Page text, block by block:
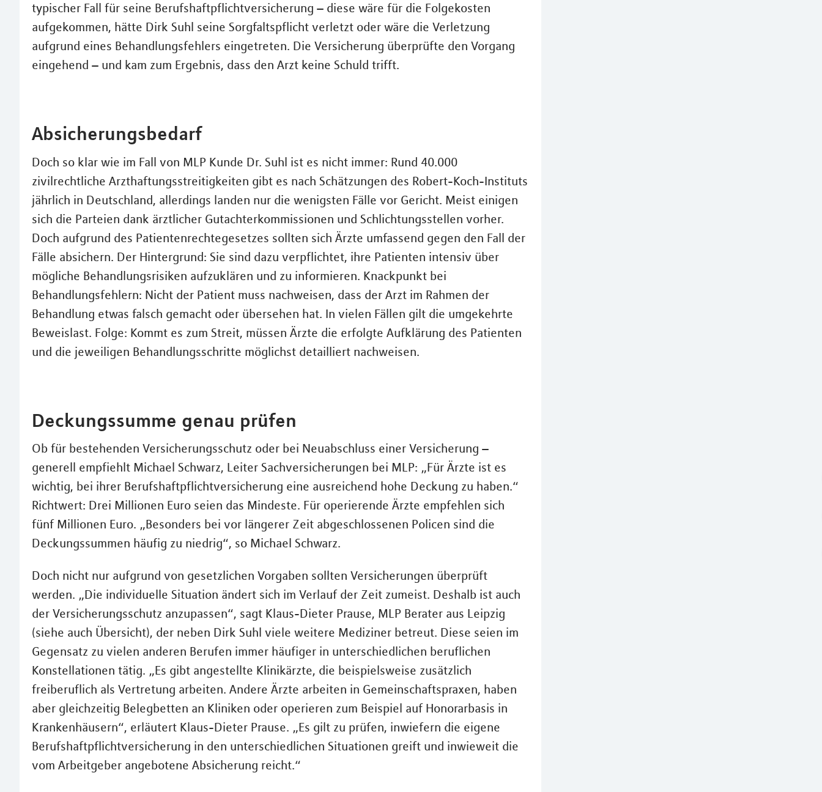
typischer Fall für seine Berufshaftpflichtversicherung – diese wäre für die Folgekosten
aufgekommen, hätte Dirk Suhl seine Sorgfaltspflicht verletzt oder wäre die Verletzung
aufgrund eines Behandlungsfehlers eingetreten. Die Versicherung überprüfte den Vorgang
eingehend – und kam zum Ergebnis, dass den Arzt keine Schuld trifft.
Absicherungsbedarf
Doch so klar wie im Fall von MLP Kunde Dr. Suhl ist es nicht immer: Rund 40.000
zivilrechtliche Arzthaftungsstreitigkeiten gibt es nach Schätzungen des Robert-Koch-Instituts
jährlich in Deutschland, allerdings landen nur die wenigsten Fälle vor Gericht. Meist einigen
sich die Parteien dank ärztlicher Gutachterkommissionen und Schlichtungsstellen vorher.
Doch aufgrund des Patientenrechtegesetzes sollten sich Ärzte umfassend gegen den Fall der
Fälle absichern. Der Hintergrund: Sie sind dazu verpflichtet, ihre Patienten intensiv über
mögliche Behandlungsrisiken aufzuklären und zu informieren. Knackpunkt bei
Behandlungsfehlern: Nicht der Patient muss nachweisen, dass der Arzt im Rahmen der
Behandlung etwas falsch gemacht oder übersehen hat. In vielen Fällen gilt die umgekehrte
Beweislast. Folge: Kommt es zum Streit, müssen Ärzte die erfolgte Aufklärung des Patienten
und die jeweiligen Behandlungsschritte möglichst detailliert nachweisen.
Deckungssumme genau prüfen
Ob für bestehenden Versicherungsschutz oder bei Neuabschluss einer Versicherung –
generell empfiehlt Michael Schwarz, Leiter Sachversicherungen bei MLP: „Für Ärzte ist es
wichtig, bei ihrer Berufshaftpflichtversicherung eine ausreichend hohe Deckung zu haben.“
Richtwert: Drei Millionen Euro seien das Mindeste. Für operierende Ärzte empfehlen sich
fünf Millionen Euro. „Besonders bei vor längerer Zeit abgeschlossenen Policen sind die
Deckungssummen häufig zu niedrig“, so Michael Schwarz.
Doch nicht nur aufgrund von gesetzlichen Vorgaben sollten Versicherungen überprüft
werden. „Die individuelle Situation ändert sich im Verlauf der Zeit zumeist. Deshalb ist auch
der Versicherungsschutz anzupassen“, sagt Klaus-Dieter Prause, MLP Berater aus Leipzig
(siehe auch Übersicht), der neben Dirk Suhl viele weitere Mediziner betreut. Diese seien im
Gegensatz zu vielen anderen Berufen immer häufiger in unterschiedlichen beruflichen
Konstellationen tätig. „Es gibt angestellte Klinikärzte, die beispielsweise zusätzlich
freiberuflich als Vertretung arbeiten. Andere Ärzte arbeiten in Gemeinschaftspraxen, haben
aber gleichzeitig Belegbetten an Kliniken oder operieren zum Beispiel auf Honorarbasis in
Krankenhäusern“, erläutert Klaus-Dieter Prause. „Es gilt zu prüfen, inwiefern die eigene
Berufshaftpflichtversicherung in den unterschiedlichen Situationen greift und inwieweit die
vom Arbeitgeber angebotene Absicherung reicht.“